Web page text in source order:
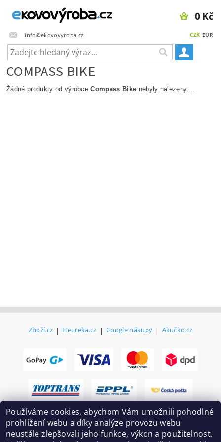
info@ekovovyroba.cz CZK EUR
0 Kč
COMPASS BIKE
Žádné produkty od výrobceCompass Bike nebyly nalezeny....
Zboží.cz | Heureka.cz | Google nákupy | Akučko.cz
Používáme cookies, abychom Vám umožnili pohodlné
prohlížení webu a díky analýze provozu webu
neustále zlepšovali jeho funkce, výkon a použitelnost.